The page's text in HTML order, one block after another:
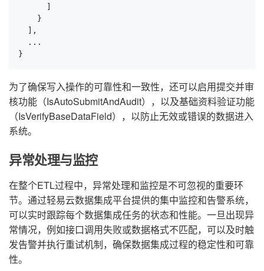
      ]
    }
  ],
  ...
}
为了确保写入操作的可靠性和一致性，还可以启用提交并审
核功能（IsAutoSubmitAndAudit），以及基础资料验证功能
（IsVerifyBaseDataField），以防止无效或错误的数据进入
系统。
异常处理与监控
在整个ETL过程中，异常处理和监控是不可忽视的重要环
节。通过轻易云数据集成平台提供的集中监控和告警系统，
可以实时跟踪每个数据集成任务的状态和性能。一旦出现异
常情况，例如接口调用失败或数据格式不匹配，可以及时触
发告警并执行重试机制，确保数据集成过程的稳定性和可靠
性。